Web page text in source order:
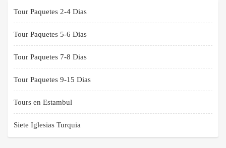
Tour Paquetes 2-4 Dias
Tour Paquetes 5-6 Dias
Tour Paquetes 7-8 Dias
Tour Paquetes 9-15 Dias
Tours en Estambul
Siete Iglesias Turquia